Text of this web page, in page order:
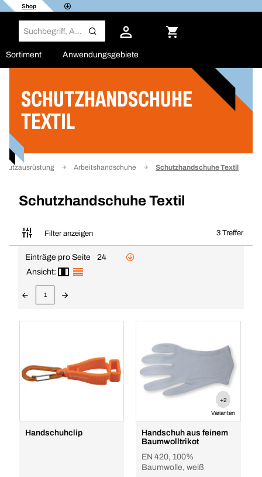
Shop
Sortiment Anwendungsgebiete
SCHUTZHANDSCHUHE
TEXTIL
Arbeitshandschuhe Schutzhandschuhe Textil
Schutzhandschuhe Textil
Filter anzeigen 3 Treffer
Filter
Einträge pro Seite
24
Ansicht:
1
Handschuhclip
+2
Varianten
Handschuh aus feinem
Baumwolltrikot
EN 420, 100%
Baumwolle, weiß